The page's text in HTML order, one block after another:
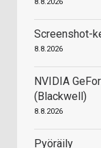
8.8.2026
Screenshot-
8.8.2026
NVIDIA
(Blackwell)
8.8.2026
Pyöräily